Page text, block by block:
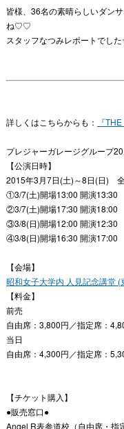
皆様、36名の素晴らしいダン
ね♡♡
スタッフなつみレポートでし
詳しくはこちらからも： 『
プレジャーガレージグループ
【公演日時】
2015年3月7日(土)～8日(日)
①3/7(土)開場13:00 開演13:30
②3/7(土)開場17:30 開演18:00
③3/8(日)開場12:00 開演12:30
④3/8(日)開場16:30 開演17:00
【会場】
昭和女子大学内 人見記念講堂 (
【料金】
前売
自由席：3,800円／指定席：
当日
自由席：4,300円／指定席：
【チケット購入】
●販売窓口●
Angel R表参道校（自由席・指